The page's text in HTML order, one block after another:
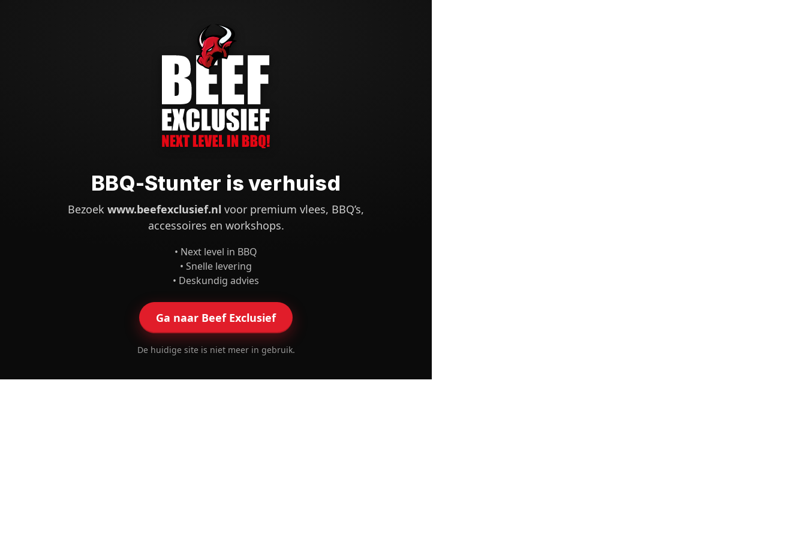
BBQ-Stunter is verhuisd
Bezoek www.beefexclusief.nl voor premium vlees, BBQ’s,
accessoires en workshops.
• Next level in BBQ
• Snelle levering
• Deskundig advies
Ga naar Beef Exclusief
De huidige site is niet meer in gebruik.